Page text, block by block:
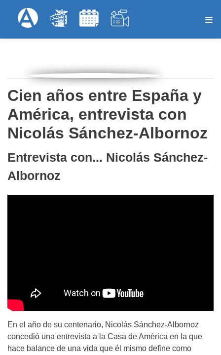
al
Menú Superior
Cien años entre España y
América, entrevista con
Nicolás Sánchez-Albornoz
Entrevista con... Nicolás Sánchez-
Albornoz
En el año de su centenario, Nicolás Sánchez-Albornoz
concedió una entrevista a la Casa de América en la que
hace balance de una vida que él mismo define como